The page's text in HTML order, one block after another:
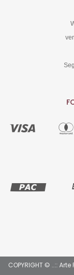
COPYRIGHT © ..::